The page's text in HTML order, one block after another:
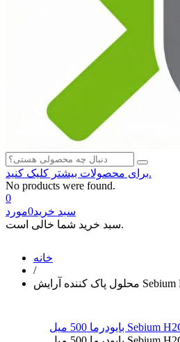
برای محصولات بیشتر کلیک کنید.
No products were found.
0
سبد خرید0مورد
سبد خرید شما خالی است.
خانه
/